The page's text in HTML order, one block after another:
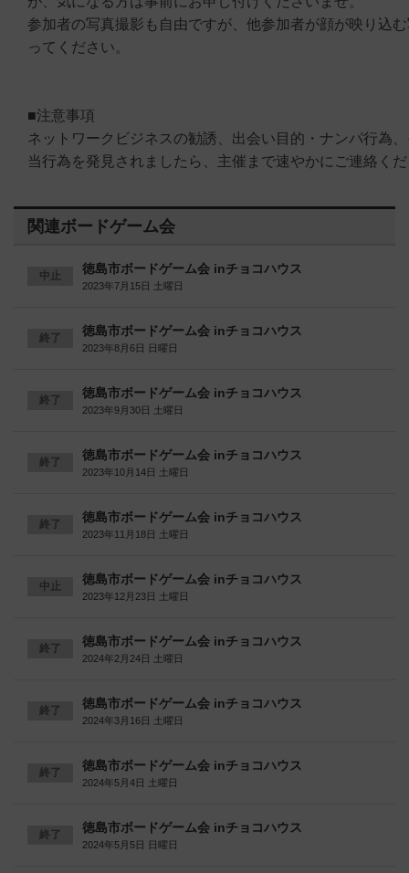
参加者の写真撮影も自由ですが、他参加者が顔が映り込
ってください。
■注意事項
ネットワークビジネスの勧誘、出会い目的・ナンパ行為
当行為を発見されましたら、主催まで速やかにご連絡く
関連ボードゲーム会
中止 徳島市ボードゲーム会 inチョコハウス
2023年7月15日 土曜日
終了 徳島市ボードゲーム会 inチョコハウス
2023年8月6日 日曜日
終了 徳島市ボードゲーム会 inチョコハウス
2023年9月30日 土曜日
終了 徳島市ボードゲーム会 inチョコハウス
2023年10月14日 土曜日
終了 徳島市ボードゲーム会 inチョコハウス
2023年11月18日 土曜日
中止 徳島市ボードゲーム会 inチョコハウス
2023年12月23日 土曜日
終了 徳島市ボードゲーム会 inチョコハウス
2024年2月24日 土曜日
終了 徳島市ボードゲーム会 inチョコハウス
2024年3月16日 土曜日
終了 徳島市ボードゲーム会 inチョコハウス
2024年5月4日 土曜日
終了 徳島市ボードゲーム会 inチョコハウス
2024年5月5日 日曜日